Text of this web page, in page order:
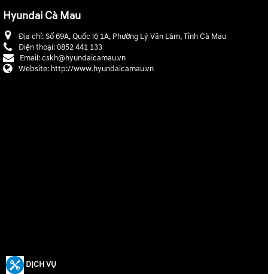
Hyundai Cà Mau
Địa chỉ:Số 69A, Quốc lộ 1A, Phường Lý Văn Lâm, Tỉnh Cà Mau
Điện thoại:0852 441 133
Email:cskh@hyundaicamau.vn
Website: http://www.hyundaicamau.vn
DỊCH VỤ